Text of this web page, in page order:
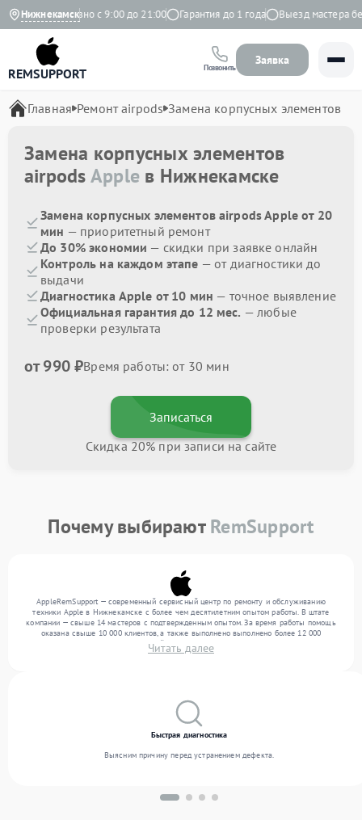
Нижнекамск
Ежедневно с 9:00 до 21:00 Гарантия до 1 года Выезд мастера
REMSUPPORT Позвонить
Заявка
Главная Ремонт airpods Замена корпусных элементов
Замена корпусных элементов
airpodsApple в Нижнекамске
Замена корпусных элементов airpods Apple от 20
мин — приоритетный ремонт
До 30% экономии — скидки при заявке онлайн
Контроль на каждом этапе — от диагностики до
выдачи
Диагностика Apple от 10 мин — точное выявление
Официальная гарантия до 12 мес. — любые
проверки результата
от 990 ₽Время работы: от 30 мин
Записаться
Скидка 20% при записи на сайте
Почему выбираютRemSupport
AppleRemSupport — современный сервисный центр по ремонту и обслуживанию
техники Apple в Нижнекамске с более чем десятилетним опытом работы. В штате
компании — свыше 14 мастеров с подтвержденным опытом. За время работы помощь
оказана свыше 10 000 клиентов, а также выполнено выполнено более 12 000
ремонтов. Ежемесячно в сервисный центр поступает свыше 300 единиц техники,
включая , , . Мы выполняем ремонт различного уровня сложности и предлагаем
Читать далее
Быстрая диагностика
Выясним причину перед устранением дефекта.